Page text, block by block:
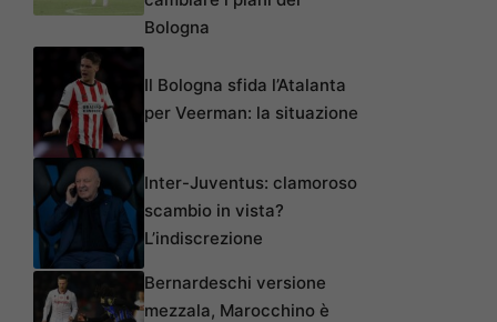
Bologna
Il Bologna sfida l’Atalanta
per Veerman: la situazione
Inter-Juventus: clamoroso
scambio in vista?
L’indiscrezione
Bernardeschi versione
mezzala, Marocchino è